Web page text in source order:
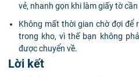
vẻ, nhanh gọn khi làm giấy tờ
Không mất thời gian chờ đợi để
trong kho, vì thế bạn không
được chuyển về.
Lời kết